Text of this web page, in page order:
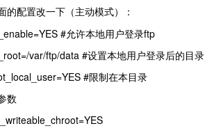
的配置改一下（主动模式）：
#允许本地用户登录ftp
var/ftp/data #设置本地用户登录后的目录
#限制在本目录
数